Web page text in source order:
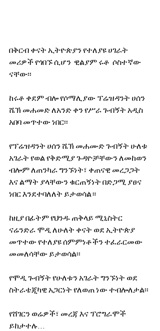
በቅርብ ቀናት ኢትዮጵያን የተለያዩ ሀገራት
መሪዎች የጎበኙ ሲሆን  ዊልያም ሩቶ  ሶስተኛው
ናቸው፡፡
ከሩቶ ቀደም ብሎ የሶማሊያው ፕሬዝዳንት ሀሰን
ሼኽ መሐመድ ለአንድ ቀን የሥራ ጉብኝት አዲስ
አበባ መጥተው ነበር፡፡
የፕሬዝዳንት ሀሰን ሼኽ መሐሙድ ጉብኝት ሁለቱ
አገራት የወል የቅድሚያ ጉዳዮቻቸውን ለመከወን
ብሎም ለጠንካራ ግንኙነት፣ ቀጠናዊ መረጋጋት
እና ልማት ያላቸውን ቁርጠኝነት በድጋሚ ያፀና
ነበር እንደተባለለት ይታወሳል።
ከዚያ በፊትም የህንዱ ጠቅላይ ሚኒስትር
ናሬንድራ ሞዲ ለሁለት ቀናት ወደ ኢትዮጵያ
መጥተው የተለያዩ ሰምምነቶችን ተፈራርመው
መመለሳቸው ይታወሳል፡፡
የሞዲ ጉብኝት የሁለቱን አገራት ግንኙነት ወደ
ስትራቴጂካዊ አጋርነት የለወጠ ነው ተብሎለታል፡፡
የሸገርን ወሬዎች፣ መረጃ እና ፕሮግራሞች
ይከታተሉ…